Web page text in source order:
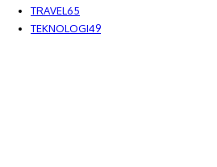
TRAVEL 65
TEKNOLOGI49